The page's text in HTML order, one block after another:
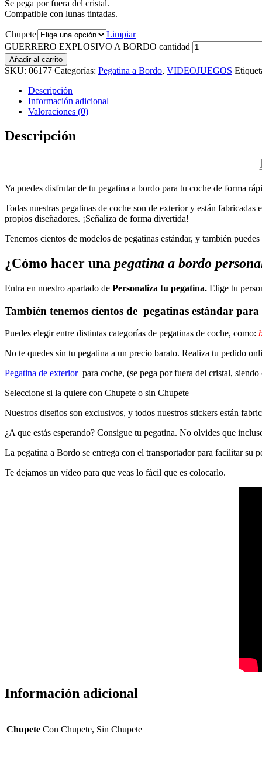
Se pega por fuera del cristal.
Compatible con lunas tintadas.
Chupete
Limpiar
GUERRERO EXPLOSIVO A BORDO cantidad
Añadir al carrito
SKU: 06177 Categorías: Pegatina a Bordo, VIDEOJUEGOS
Descripción
Información adicional
Valoraciones (0)
Descripción
Ya puedes disfrutar de tu pegatina a bordo para tu coche de forma
Todas nuestras pegatinas de coche son de exterior y están
propios diseñadores. ¡Señaliza de forma divertida!
Tenemos cientos de modelos de pegatinas estándar, y también
¿Cómo hacer una pegatina a bordo
Entra en nuestro apartado de Personaliza tu pegatina. Elige tu
También tenemos cientos de pegatinas estándar para
Puedes elegir entre distintas categorías de pegatinas de coche, como:
No te quedes sin tu pegatina a un precio barato. Realiza tu pedido
Pegatina de exteriorpara coche, (se pega por fuera del cristal,
Seleccione si la quiere con Chupete o sin Chupete
Nuestros diseños son exclusivos, y todos nuestros stickers están
¿A que estás esperando? Consigue tu pegatina. No olvides que
La pegatina a Bordo se entrega con el transportador para facilitar su
Te dejamos un vídeo para que veas lo fácil que es colocarlo.
Información adicional
Chupete Con Chupete, Sin Chupete